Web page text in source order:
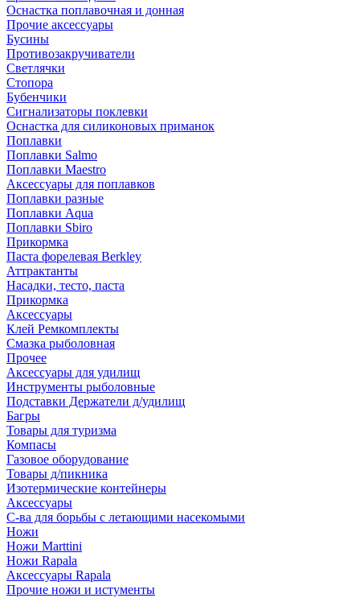
Оснастка поплавочная и донная
Прочие аксессуары
Бусины
Противозакручиватели
Светлячки
Стопора
Бубенчики
Сигнализаторы поклевки
Оснастка для силиконовых приманок
Поплавки
Поплавки Salmo
Поплавки Maestro
Аксессуары для поплавков
Поплавки разные
Поплавки Aqua
Поплавки Sbiro
Прикормка
Паста форелевая Berkley
Аттрактанты
Насадки, тесто, паста
Прикормка
Аксессуары
Клей Ремкомплекты
Смазка рыболовная
Прочее
Аксессуары для удилищ
Инструменты рыболовные
Подставки Держатели д/удилищ
Багры
Товары для туризма
Компасы
Газовое оборудование
Товары д/пикника
Изотермические контейнеры
Аксессуары
С-ва для борьбы с летающими насекомыми
Ножи
Ножи Marttini
Ножи Rapala
Аксессуары Rapala
Прочие ножи и истументы